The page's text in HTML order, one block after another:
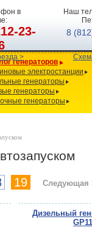
в
23-
>
Наш
8
генераторов
электростанции
генераторы
генераторы
генераторы
19 Следующая
Дизельный